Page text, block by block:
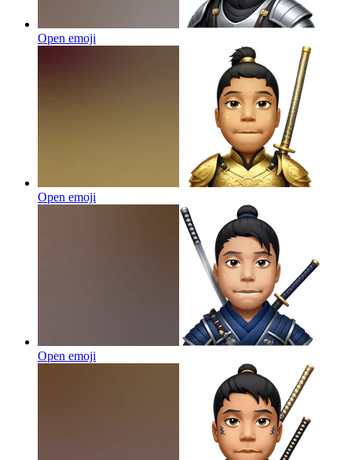
Open emoji
Open emoji
Open emoji